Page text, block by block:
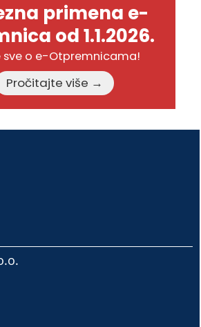
primena e-
od 1.1.2026.
sve o e-Otpremnicama!
Pročitajte više →